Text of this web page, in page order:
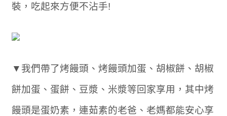
裝，吃起來方便不沾手!
▼我們帶了烤饅頭、烤饅頭加蛋、胡椒餅、胡椒
餅加蛋、蛋餅、豆漿、米漿等回家享用，其中烤
饅頭是蛋奶素，連茹素的老爸、老媽都能安心享